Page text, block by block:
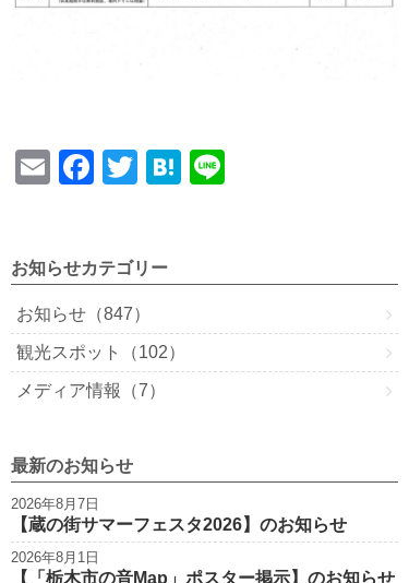
E
F
e
b
o
o
k
T
er
H
お知らせカテゴリー
お知らせ（847）
観光スポット（102）
メディア情報（7）
最新のお知らせ
2026年8月7日
【蔵の街サマーフェスタ2026】のお知らせ
2026年8月1日
【「栃木市の音Map」ポスター掲示】のお知らせ